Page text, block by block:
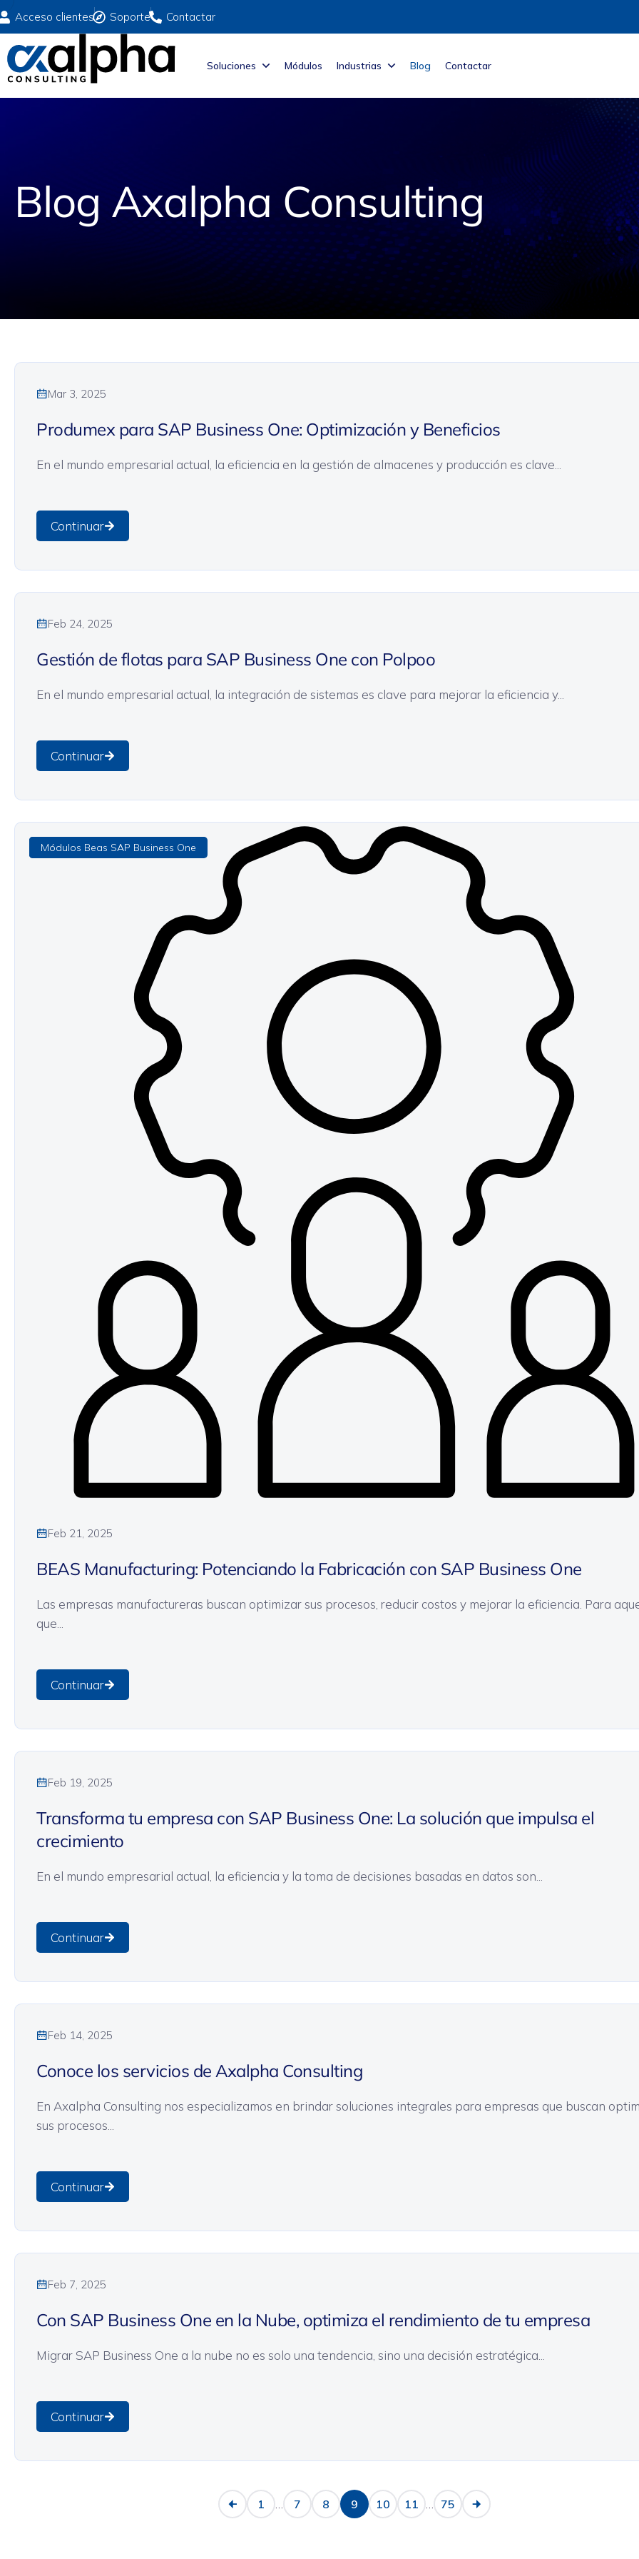
Acceso clientes Soporte Contactar
Soluciones Módulos Industrias Blog Contactar
Blog Axalpha Consulting
General
Logística
Módulos SAP Business One
Sin categoría
Mar 3, 2025
Produmex para SAP Business One: Optimización y Beneficios
En el mundo empresarial actual, la eficiencia en la gestión de almacenes y producción es clave...
Continuar
General
Logística
Módulos SAP Business One
Sin categoría
Feb 24, 2025
Gestión de flotas para SAP Business One con Polpoo
En el mundo empresarial actual, la integración de sistemas es clave para mejorar la eficiencia y...
Continuar
Beas
General
Módulos Beas SAP Business One
Feb 21, 2025
BEAS Manufacturing: Potenciando la Fabricación con SAP Business One
Las empresas manufactureras buscan optimizar sus procesos, reducir costos y mejorar la eficiencia. Para
que...
Continuar
General
Sin categoría
Feb 19, 2025
Transforma tu empresa con SAP Business One: La solución que impulsa el
crecimiento
En el mundo empresarial actual, la eficiencia y la toma de decisiones basadas en datos son...
Continuar
General
Sin categoría
Feb 14, 2025
Conoce los servicios de Axalpha Consulting
En Axalpha Consulting nos especializamos en brindar soluciones integrales para empresas que buscan
sus procesos...
Continuar
Cloud
General
Feb 7, 2025
Con SAP Business One en la Nube, optimiza el rendimiento de tu empresa
Migrar SAP Business One a la nube no es solo una tendencia, sino una decisión estratégica...
Continuar
1 7 8 9 10 11 75